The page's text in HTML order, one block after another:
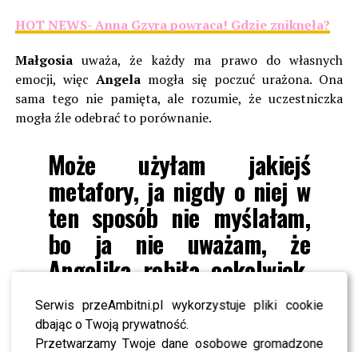
Serwis przeAmbitni.pl wykorzystuje pliki cookie
dbając o Twoją prywatność.
Przetwarzamy Twoje dane osobowe gromadzone
HOT NEWS- Anna Gzyra powraca! Gdzie zniknęła?
Małgosiauważa, że każdy ma prawo do własnych
emocji, więcAngela mogła się poczuć urażona. Ona
sama tego nie pamięta, ale rozumie, że uczestniczka
mogła źle odebrać to porównanie.
Może użyłam jakiejś
metafory, ja nigdy o niej w
ten sposób nie myślałam,
bo ja nie uważam, że
Angelikarobiła cokolwiek,
co by przypominało takie
zachowania